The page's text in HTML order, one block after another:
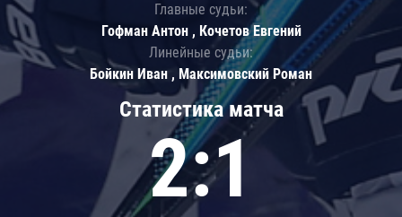
Статистика матча
2:1
Главные судьи:
Гофман Антон , Кочетов Евгений
Линейные судьи:
Бойкин Иван , Максимовский Роман